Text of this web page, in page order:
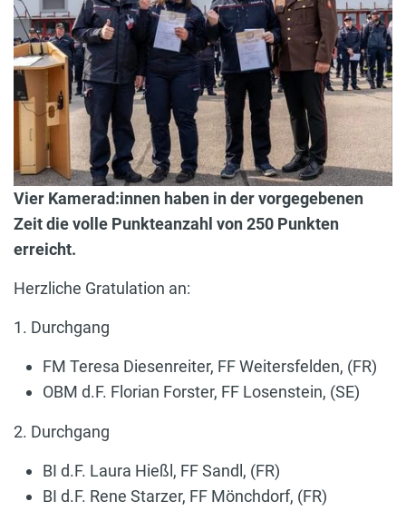
Vier Kamerad:innen haben in der vorgegebenen
Zeit die volle Punkteanzahl von 250 Punkten
erreicht.
Herzliche Gratulation an:
1. Durchgang
FM Teresa Diesenreiter, FF Weitersfelden, (FR)
OBM d.F. Florian Forster, FF Losenstein, (SE)
2. Durchgang
BI d.F. Laura Hießl, FF Sandl, (FR)
BI d.F. Rene Starzer, FF Mönchdorf, (FR)